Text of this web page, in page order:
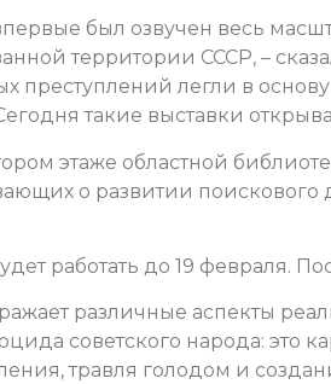
был озвучен весь
территории СССР, –
преступлений легли в
такие выставки
этаже областной
о развитии
работать до 19 февраля.
различные аспекты
советского народа: это
травля голодом и